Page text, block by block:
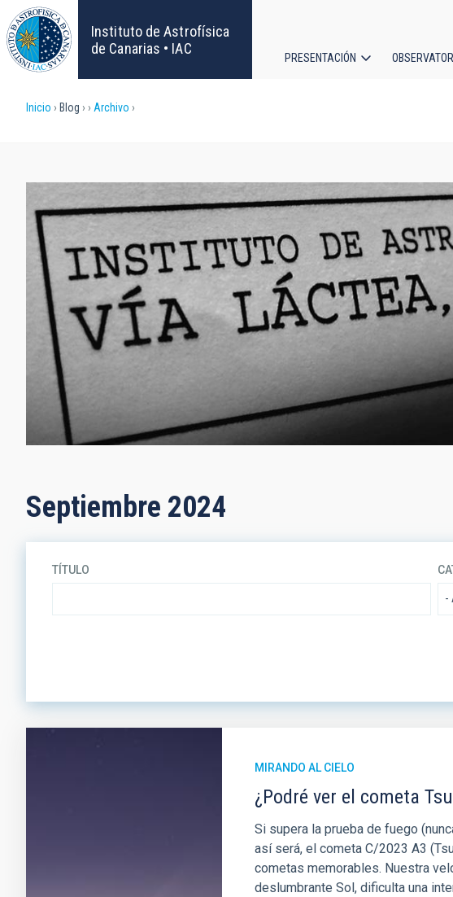
Pasar
al
contenido
principal
Instituto de Astrofísica
de Canarias • IAC
PRESENTACIÓN
Sobrescribir
de
ayuda
a
la
navegación
Inicio Blog Archivo
Septiembre 2024
TÍTULO
MIRANDO AL CIELO
¿Podré ver el cometa
Si supera la prueba de fuego
así será, el cometa C/2023 A3
cometas memorables. Nuestra
deslumbrante Sol, dificulta una